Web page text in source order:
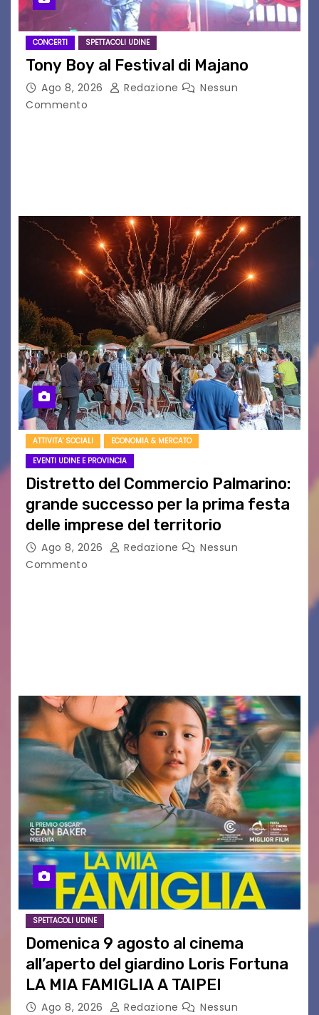
CONCERTI SPETTACOLI UDINE
Tony Boy al Festival di Majano
Ago 8, 2026 Redazione
Nessun
Commento
ATTIVITA' SOCIALI
ECONOMIA & MERCATO
EVENTI UDINE E PROVINCIA
Distretto del Commercio Palmarino:
grande successo per la prima festa
delle imprese del territorio
Ago 8, 2026 Redazione
Nessun
Commento
SPETTACOLI UDINE
Domenica 9 agosto al cinema
all’aperto del giardino Loris Fortuna
LA MIA FAMIGLIA A TAIPEI
Ago 8, 2026 Redazione Nessun